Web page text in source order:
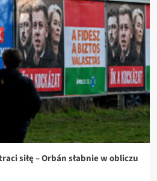
siłę – Orbán słabnie w obliczu